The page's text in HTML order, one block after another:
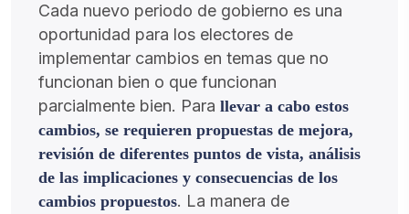
Cada nuevo periodo de gobierno es una
oportunidad para los electores de
implementar cambios en temas que no
funcionan bien o que funcionan
parcialmente bien. Para llevar a cabo estos
cambios, se requieren propuestas de mejora,
revisión de diferentes puntos de vista, análisis
de las implicaciones y consecuencias de los
cambios propuestos. La manera de